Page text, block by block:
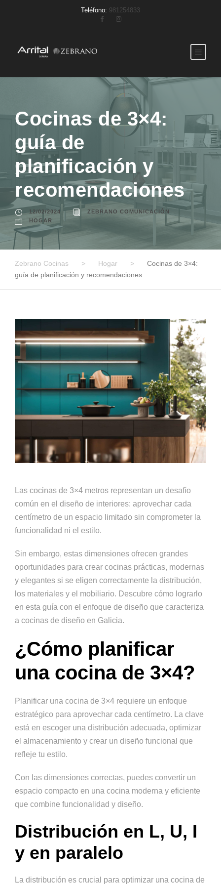
Teléfono: 981254833
Cocinas de 3×4:
guía de
planificación y
recomendaciones
12/02/2024
ZEBRANO COMUNICACIÓN
HOGAR
Zebrano Cocinas > Hogar >
Cocinas de 3×4:
guía de planificación y recomendaciones
Las cocinas de 3×4 metros representan un desafío
común en el diseño de interiores: aprovechar cada
centímetro de un espacio limitado sin comprometer la
funcionalidad ni el estilo.
Sin embargo, estas dimensiones ofrecen grandes
oportunidades para crear cocinas prácticas, modernas
y elegantes si se eligen correctamente la distribución,
los materiales y el mobiliario. Descubre cómo lograrlo
en esta guía con el enfoque de diseño que caracteriza
a cocinas de diseño en Galicia.
¿Cómo planificar
una cocina de 3×4?
Planificar una cocina de 3×4 requiere un enfoque
estratégico para aprovechar cada centímetro. La clave
está en escoger una distribución adecuada, optimizar
el almacenamiento y crear un diseño funcional que
refleje tu estilo.
Con las dimensiones correctas, puedes convertir un
espacio compacto en una cocina moderna y eficiente
que combine funcionalidad y diseño.
Distribución en L, U, I
y en paralelo
La distribución es crucial para optimizar una cocina de